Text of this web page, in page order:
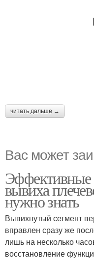
читать дальше →
Вас может
Эффективные
вывиха
нужно знать
Вывихнутый сегмент
вправлен сразу же
лишь на несколько
восстановление